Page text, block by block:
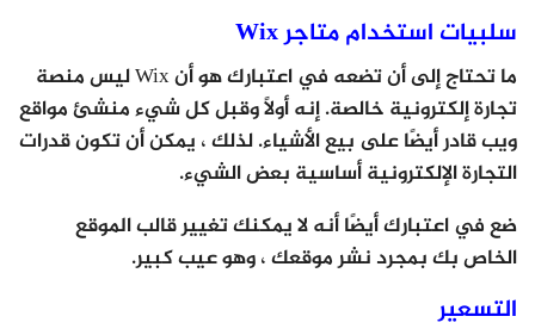
سلبيات استخدام متاجر Wix
ما تحتاج إلى أن تضعه في اعتبارك هو أن Wix ليس منصة
تجارة إلكترونية خالصة. إنه أولاً وقبل كل شيء منشئ مواقع
ويب قادر أيضًا على بيع الأشياء. لذلك ، يمكن أن تكون قدرات
التجارة الإلكترونية أساسية بعض الشيء.
ضع في اعتبارك أيضًا أنه لا يمكنك تغيير قالب الموقع
الخاص بك بمجرد نشر موقعك ، وهو عيب كبير.
التسعير